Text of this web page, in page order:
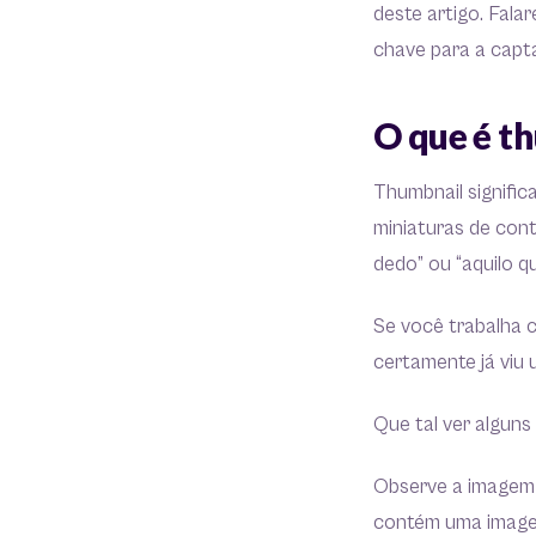
deste artigo.
chave para a
O que é
Thumbnail
miniaturas de
dedo” ou “aquilo
Se você trabalha
certamente já viu
Que tal ver
Observe a
contém uma